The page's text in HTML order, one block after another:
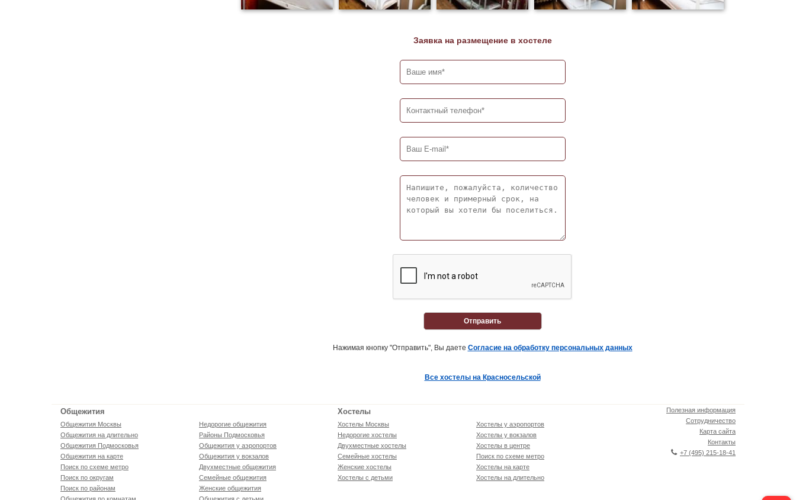
Заявка на размещение в хостеле
Отправить
Нажимая кнопку "Отправить", Вы даете Согласие на обработку персональных данных
Все хостелы на Красносельской
Общежития
Общежития Москвы
Общежития на длительно
Общежития Подмосковья
Общежития на карте
Поиск по схеме метро
Поиск по округам
Поиск по районам
Недорогие общежития
Районы Подмосковья
Общежития у аэропортов
Общежития у вокзалов
Двухместные общежития
Семейные общежития
Женские общежития
Хостелы
Хостелы Москвы
Недорогие хостелы
Двухместные хостелы
Семейные хостелы
Женские хостелы
Хостелы с детьми
Хостелы у аэропортов
Хостелы у вокзалов
Хостелы в центре
Поиск по схеме метро
Хостелы на карте
Хостелы на длительно
Полезная информация
Сотрудничество
Карта сайта
Контакты
+7 (495) 215-18-41